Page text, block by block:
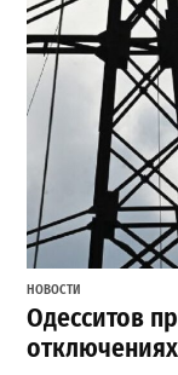
НОВОСТИ
Одесситов
отключениях